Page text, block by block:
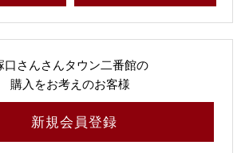
口さんさんタウン二番館の
購入をお考えのお客様
新規会員登録